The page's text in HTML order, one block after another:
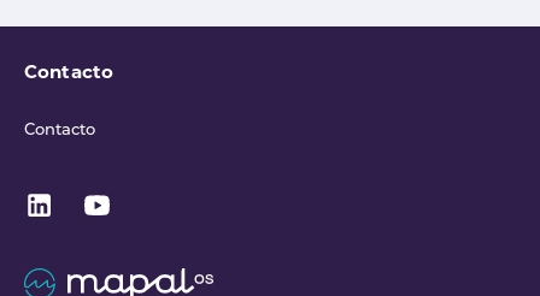
Contacto
Contacto